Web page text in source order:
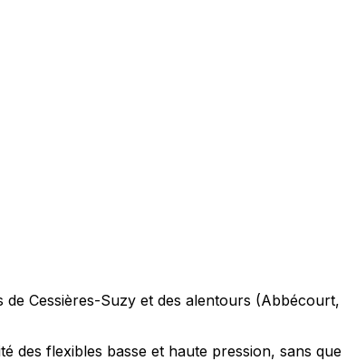
Cessières-Suzy et des alentours (Abbécourt,
des flexibles basse et haute pression, sans que